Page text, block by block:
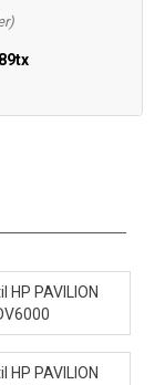
HP PAVILION
HP PAVILION